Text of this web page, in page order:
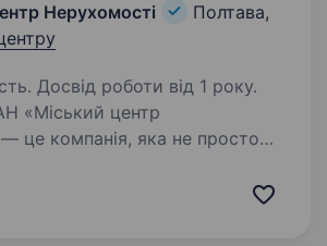
Нерухомості
Полтава,
Досвід роботи від 1 року.
це компанія, яка не просто
свій дім, відкривати нові